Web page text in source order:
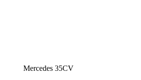
Mercedes 35CV